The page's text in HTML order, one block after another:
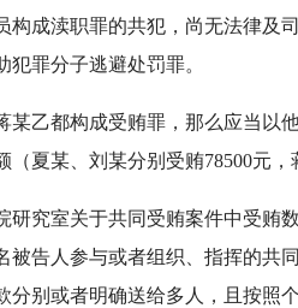
构成渎职罪的共犯，尚无法律及
罪分子逃避处罚罪。
都构成受贿罪，那么应当以他
（夏某、刘某分别受贿78500元，
究室关于共同受贿案件中受贿
被告人参与或者组织、指挥的共
分别或者明确送给多人，且按照